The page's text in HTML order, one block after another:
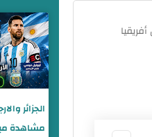
الجزائر
مشاهدة